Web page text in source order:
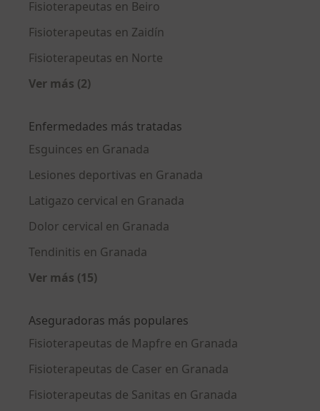
Fisioterapeutas en Beiro
Fisioterapeutas en Zaidín
Fisioterapeutas en Norte
Ver más (2)
Enfermedades más tratadas
Esguinces en Granada
Lesiones deportivas en Granada
Latigazo cervical en Granada
Dolor cervical en Granada
Tendinitis en Granada
Ver más (15)
Aseguradoras más populares
Fisioterapeutas de Mapfre en Granada
Fisioterapeutas de Caser en Granada
Fisioterapeutas de Sanitas en Granada